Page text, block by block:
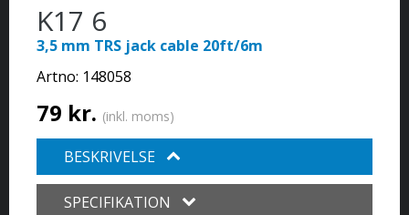
K17 6
3,5 mm TRS jack cable 20ft/6m
Artno: 148058
79 kr. (inkl. moms)
BESKRIVELSE
SPECIFIKATION